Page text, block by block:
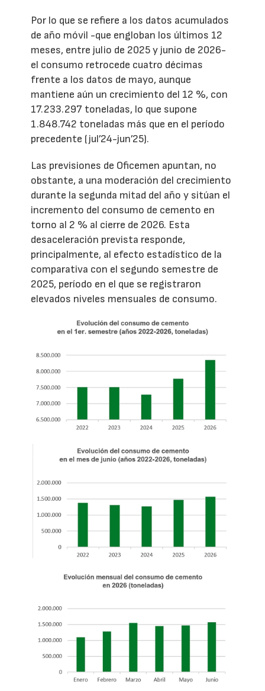
Por lo que se refiere a los datos acumulados
de año móvil -que engloban los últimos 12
meses, entre julio de 2025 y junio de 2026-
el consumo retrocede cuatro décimas
frente a los datos de mayo, aunque
mantiene aún un crecimiento del 12 %, con
17.233.297 toneladas, lo que supone
1.848.742 toneladas más que en el período
precedente (jul’24-jun’25).
Las previsiones de Oficemen apuntan, no
obstante, a una moderación del crecimiento
durante la segunda mitad del año y sitúan el
incremento del consumo de cemento en
torno al 2 % al cierre de 2026. Esta
desaceleración prevista responde,
principalmente, al efecto estadístico de la
comparativa con el segundo semestre de
2025, período en el que se registraron
elevados niveles mensuales de consumo.